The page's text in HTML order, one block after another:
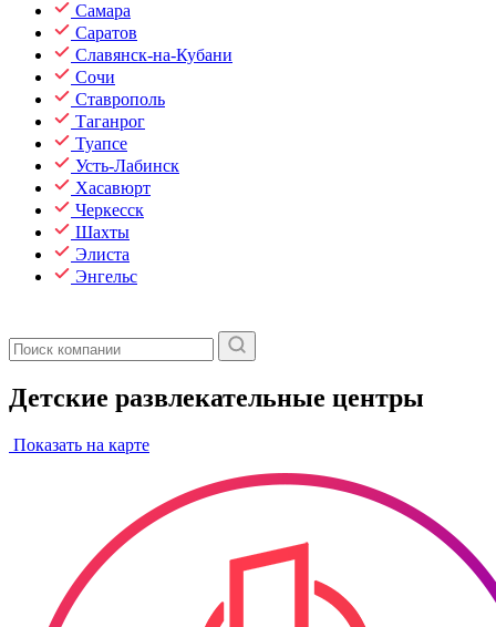
Самара
Саратов
Славянск-на-Кубани
Сочи
Ставрополь
Таганрог
Туапсе
Усть-Лабинск
Хасавюрт
Черкесск
Шахты
Элиста
Энгельс
Детские развлекательные центры
Показать на карте